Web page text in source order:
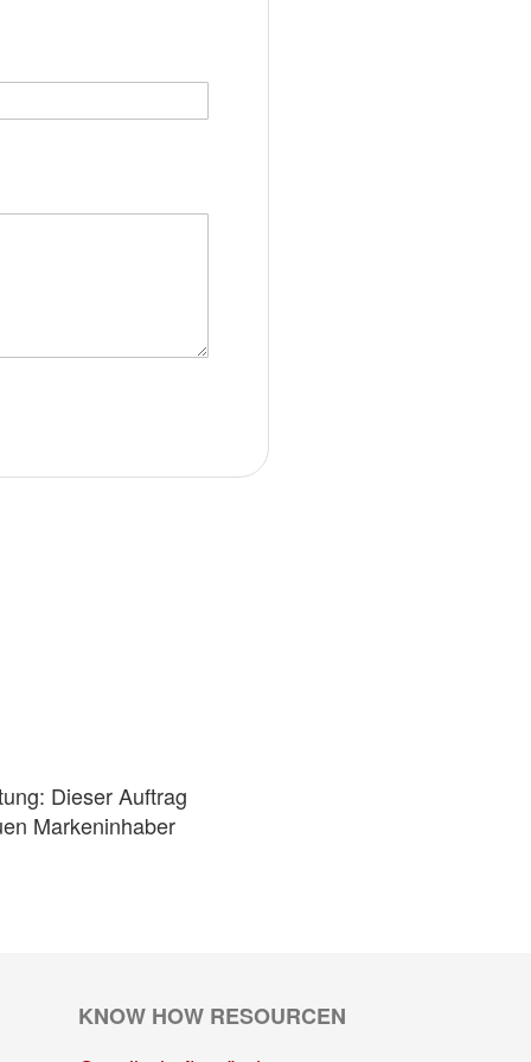
Dieser Auftrag
Markeninhaber
KNOW HOW RESOURCEN